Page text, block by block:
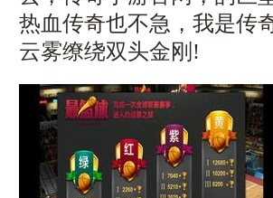
热血传奇也不急，我是传
云雾缭绕双头金刚!